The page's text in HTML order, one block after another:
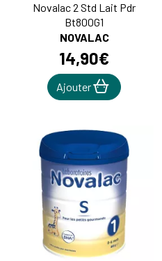
Novalac 2 Std Lait Pdr
Bt800G1
NOVALAC
14,90€
Ajouter